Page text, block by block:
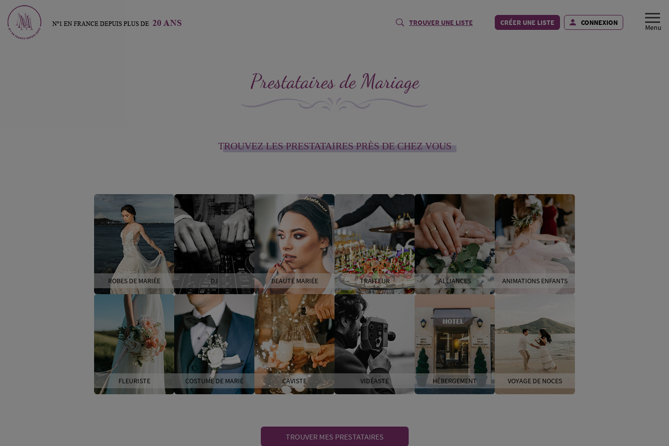
TROUVER UNE LISTE CRÉER UNE LISTE CONNEXION
Prestataires de Mariage
TROUVEZ LES PRESTATAIRES PRÈS DE CHEZ VOUS
ROBES DE MARIÉE DJ BEAUTÉ MARIÉE TRAITEUR ALLIANCES ANIMATIONS ENFANTS
FLEURISTE COSTUME DE MARIÉ CAVISTE VIDÉASTE HÉBERGEMENT VOYAGE DE NOCES
TROUVER MES PRESTATAIRES